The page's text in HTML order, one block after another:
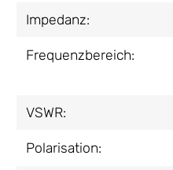
Impedanz:
Frequenzbereich:
VSWR:
Polarisation: